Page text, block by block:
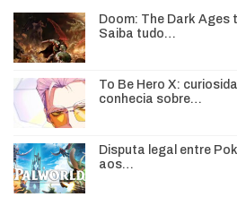
Doom: The Dark Ages
Saiba tudo…
To Be Hero X:
conhecia sobre…
Disputa legal entre
aos…